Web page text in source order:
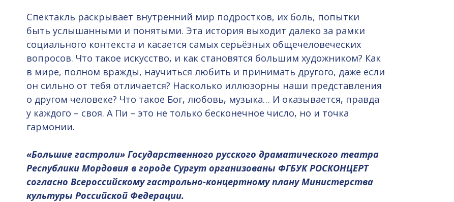
Спектакль раскрывает внутренний мир подростков, их боль, попытки
быть услышанными и понятыми. Эта история выходит далеко за рамки
социального контекста и касается самых серьёзных общечеловеческих
вопросов. Что такое искусство, и как становятся большим художником? Как
в мире, полном вражды, научиться любить и принимать другого, даже если
он сильно от тебя отличается? Насколько иллюзорны наши представления
о другом человеке? Что такое Бог, любовь, музыка… И оказывается, правда
у каждого – своя. А Пи – это не только бесконечное число, но и точка
гармонии.
«Большие гастроли» Государственного русского драматического театра
Республики Мордовия в городе Сургут организованы ФГБУК РОСКОНЦЕРТ
согласно Всероссийскому гастрольно-концертному плану Министерства
культуры Российской Федерации.